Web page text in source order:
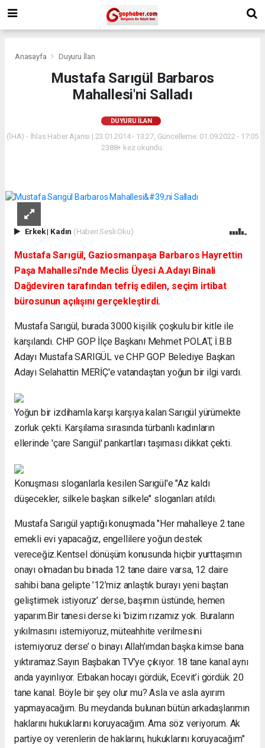
Anasayfa Duyuru İlan
Mustafa Sarıgül Barbaros
Mahallesi'ni Salladı
DUYURU İLAN
(İHA) - İhlas Haber Ajansı | 23.01.2014 - 13:27, Güncelleme: 01.09.2022 - 17:05
2388+ kez okundu.
Erkek| Kadın (Haberi Sesli Oku)
Mustafa Sarıgül, Gaziosmanpaşa Barbaros Hayrettin
Paşa Mahallesi'nde Meclis Üyesi A.Adayı Binali
Dağdeviren tarafından tefriş edilen, seçim irtibat
bürosunun açılışını gerçekleştirdi.
Mustafa Sarıgül, burada 3000 kişilik çoşkulu bir kitle ile
karşılandı. CHP GOP İlçe Başkanı Mehmet POLAT, İ.B.B
Adayı Mustafa SARIGÜL ve CHP GOP Belediye Başkan
Adayı Selahattin MERİÇ'e vatandaştan yoğun bir ilgi vardı.
Yoğun bir izdihamla karşı karşıya kalan Sarıgül yürümekte
zorluk çekti. Karşılama sırasında türbanlı kadınların
ellerinde 'çare Sarıgül' pankartları taşıması dikkat çekti.
Konuşması sloganlarla kesilen Sarıgül'e "Az kaldı
düşecekler, silkele başkan silkele" sloganları atıldı.
Mustafa Sarıgül yaptığı konuşmada "Her mahalleye 2 tane
emekli evi yapacağız, engellilere yoğun destek
vereceğiz.Kentsel dönüşüm konusunda hiçbir yurttaşımın
onayı olmadan bu binada 12 tane daire varsa, 12 daire
sahibi bana gelipte ’12’miz anlaştık burayı yeni baştan
geliştirmek istiyoruz’ derse, başımın üstünde, hemen
yaparım.Bir tanesi derse ki ’bizim rızamız yok. Buraların
yıkılmasını istemiyoruz, müteahhite verilmesini
istemiyoruz derse’ o binayı Allah’ımdan başka kimse bana
yıktıramaz.Sayın Başbakan TV’ye çıkıyor. 18 tane kanal aynı
anda yayınlıyor. Erbakan hocayı gördük, Ecevit’i gördük. 20
tane kanal. Böyle bir şey olur mu? Asla ve asla ayırım
yapmayacağım. Bu meydanda bulunan bütün arkadaşlarımın
haklarını hukuklarını koruyacağım. Ama söz veriyorum. Ak
partiye oy verenlerin de haklarını, hukuklarını koruyacağım"